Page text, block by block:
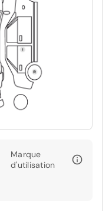
Marque
d'utilisation